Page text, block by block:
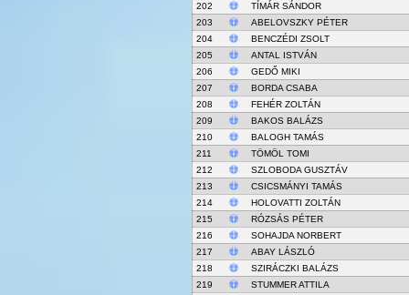
202
TÍMÁR SÁNDOR
203
ABELOVSZKY PÉTER
204
BENCZÉDI ZSOLT
205
ANTAL ISTVÁN
206
GEDŐ MIKI
207
BORDA CSABA
208
FEHÉR ZOLTÁN
209
BAKOS BALÁZS
210
BALOGH TAMÁS
211
TÖMÖL TOMI
212
SZLOBODA GUSZTÁV
213
CSICSMÁNYI TAMÁS
214
HOLOVATTI ZOLTÁN
215
RÓZSÁS PÉTER
216
SOHAJDA NORBERT
217
ABAY LÁSZLÓ
218
SZIRÁCZKI BALÁZS
219
STUMMER ATTILA